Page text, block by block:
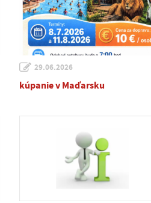
29.06.2026
kúpanie v Maďarsku